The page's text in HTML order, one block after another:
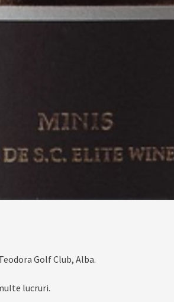
Golf Club, Alba.
lucruri.